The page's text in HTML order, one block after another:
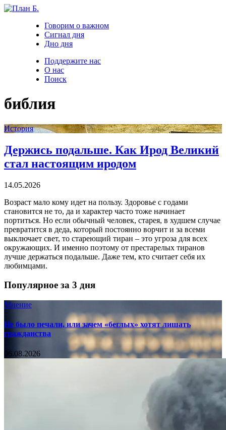
Говорим о важном
Сигнал дня
Дно дня
Поддержите нас
О нас
Поиск
библия
История
Держись подальше. Как Ирод Великий
стал настоящим иродом
14.05.2026
Возраст мало кому идет на пользу. Здоровье с годами
становится не то, да и характер часто тоже начинает
портиться. Но если обычный человек, старея, в худшем случае
превратится в деда, который постоянно ворчит и за всеми
выключает свет, то стареющий тиран – это угроза для всех
окружающих. И именно поэтому от престарелых тиранов
лучше держаться подальше. Даже тем, кто считает себя их
любимцами.
Популярное за 3 дня
Мнение
Не было печали, или зачем «беглых» хотят лишать
гражданства
06.08.2026